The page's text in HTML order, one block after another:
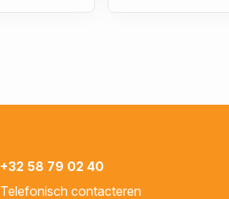
+32 58 79 02 40
Telefonisch contacteren